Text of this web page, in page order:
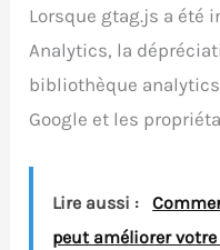
Lorsque gtag.js a été
Analytics, la
bibliothèque
Google et les
Lire aussi :
peut améliorer